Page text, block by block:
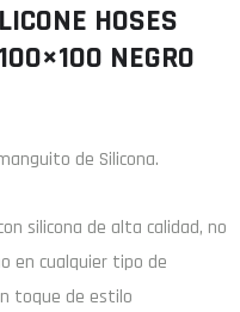
HOSES
NEGRO
de Silicona.
silicona de alta calidad, no
en cualquier tipo de
toque de estilo